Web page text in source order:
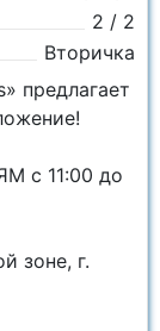
2 / 2
Вторичка
предлагает
с 11:00 до
зоне, г.